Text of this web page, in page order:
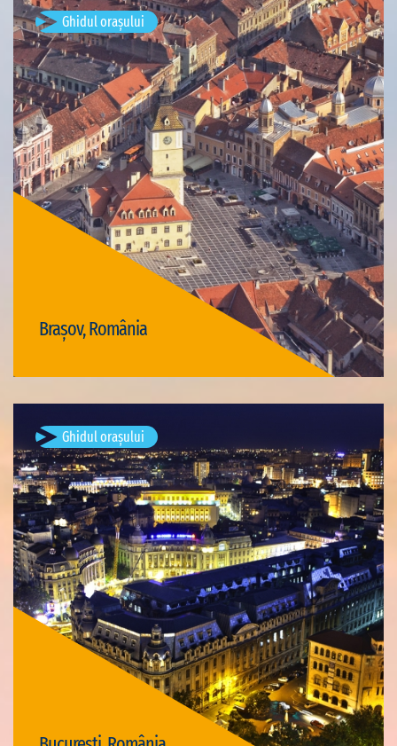
Brașov, România
Ghidul orașului Brașov, România
Vizite disponibile: 4
Vizită Brașov
Ghidul orașului București, România
Vizite disponibile: 3